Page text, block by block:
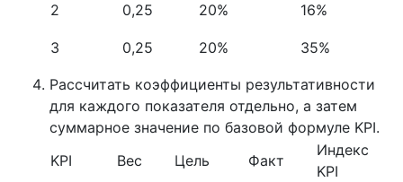
2 0,25 20% 16%
3 0,25 20% 35%
Рассчитать коэффициенты результативности
для каждого показателя отдельно, а затем
суммарное значение по базовой формуле KPI.
KPI
Вес Цель Факт
Индекс
KPI